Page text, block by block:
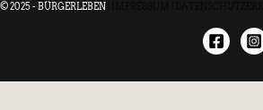
© 2025 - BÜRGERLEBEN